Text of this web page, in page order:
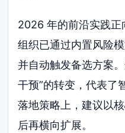
2026 年的前沿实践正
组织已通过内置风险
并自动触发备选方案
干预”的转变，代表了
落地策略上，建议以
后再横向扩展。